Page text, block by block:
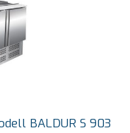
BALDUR S 903